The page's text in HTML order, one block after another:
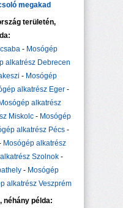
megakad
területén,
- Mosógép
alkatrész Debrecen
- Mosógép
alkatrész Eger-
Mosógép alkatrész
Miskolc - Mosógép
alkatrész Pécs-
Mosógép alkatrész
Szolnok -
- Mosógép
alkatrész Veszprém
néhány példa: